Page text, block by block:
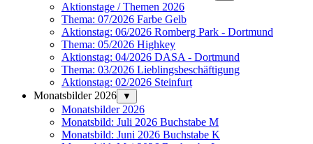
Aktionstage / Themen 2026
Thema: 07/2026 Farbe Gelb
Aktionstag: 06/2026 Romberg Park - Dortmund
Thema: 05/2026 Highkey
Aktionstag: 04/2026 DASA - Dortmund
Thema: 03/2026 Lieblingsbeschäftigung
Aktionstag: 02/2026 Steinfurt
Monatsbilder 2026
▼
Monatsbilder 2026
Monatsbild: Juli 2026 Buchstabe M
Monatsbild: Juni 2026 Buchstabe K